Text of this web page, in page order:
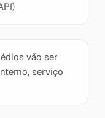
vão ser
serviço